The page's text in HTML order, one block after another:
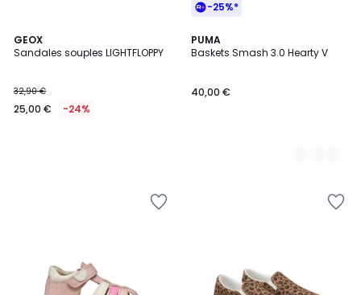
GEOX
Sandales souples LIGHTFLOPPY
32,90 €
25,00 € -24%
-25%*
PUMA
Baskets Smash 3.0 Hearty V
40,00 €
2
Couleurs